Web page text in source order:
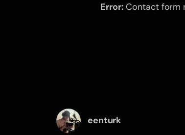
Error: Contact form
eenturk